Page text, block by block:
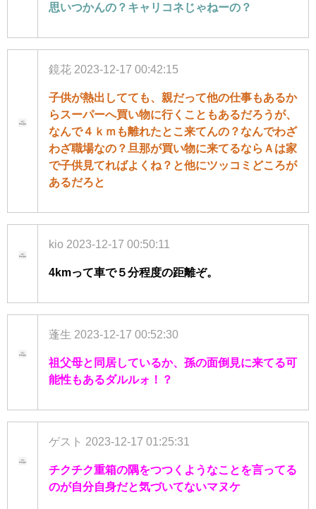
思いつかんの？キャリコネじゃねーの？
鏡花 2023-12-17 00:42:15
子供が熱出してても、親だって他の仕事もあるか
らスーパーへ買い物に行くこともあるだろうが、
なんで４ｋｍも離れたとこ来てんの？なんでわざ
わざ職場なの？旦那が買い物に来てるならＡは家
で子供見てればよくね？と他にツッコミどころが
あるだろと
kio 2023-12-17 00:50:11
4kmって車で５分程度の距離ぞ。
蓬生 2023-12-17 00:52:30
祖父母と同居しているか、孫の面倒見に来てる可
能性もあるダルルォ！？
ゲスト 2023-12-17 01:25:31
チクチク重箱の隅をつつくようなことを言ってる
のが自分自身だと気づいてないマヌケ